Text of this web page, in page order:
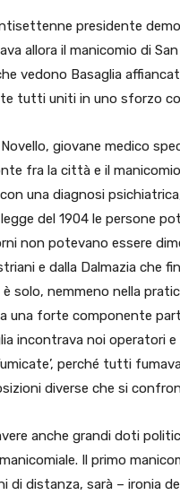
presidente
allora il manicomio di
vedono Basaglia
tutti uniti in uno sforzo
giovane medico
fra la città e il
una diagnosi
legge del 1904 le persone
non potevano essere
e dalla Dalmazia che
è solo, nemmeno nella
una forte componente
incontrava noi operatori
perché tutti
diverse che si
anche grandi doti
Il primo
di distanza, sarà – ironia